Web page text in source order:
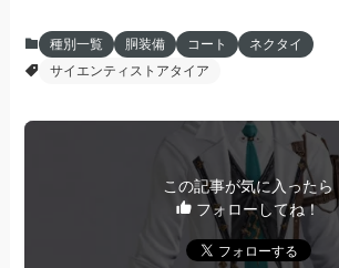
種別一覧 胴装備 コート
ネクタイ
サイエンティストアタイア
この記事が気に入ったら
フォローしてね！